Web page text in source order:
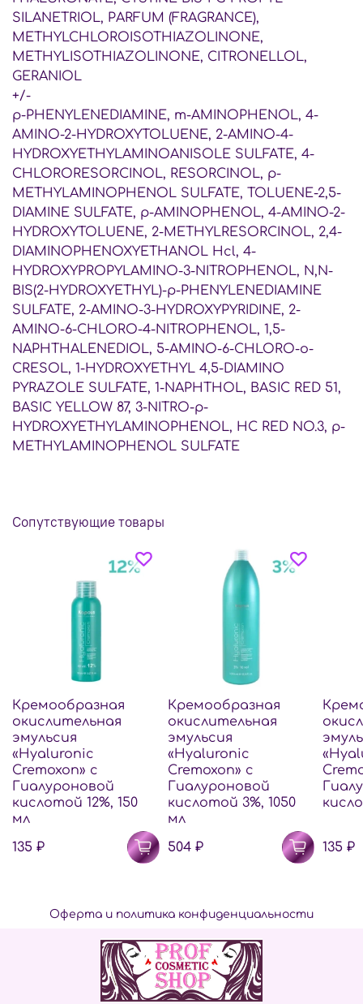
SILANETRIOL, PARFUM (FRAGRANCE),
METHYLCHLOROISOTHIAZOLINONE,
METHYLISOTHIAZOLINONE, CITRONELLOL,
GERANIOL
+/-
p-PHENYLENEDIAMINE, m-AMINOPHENOL, 4-
AMINO-2-HYDROXYTOLUENE, 2-AMINO-4-
HYDROXYETHYLAMINOANISOLE SULFATE, 4-
CHLORORESORCINOL, RESORCINOL, p-
METHYLAMINOPHENOL SULFATE, TOLUENE-2,5-
DIAMINE SULFATE, p-AMINOPHENOL, 4-AMINO-2-
HYDROXYTOLUENE, 2-METHYLRESORCINOL, 2,4-
DIAMINOPHENOXYETHANOL Hcl, 4-
HYDROXYPROPYLAMINO-3-NITROPHENOL, N,N-
BIS(2-HYDROXYETHYL)-p-PHENYLENEDIAMINE
SULFATE, 2-AMINO-3-HYDROXYPYRIDINE, 2-
AMINO-6-CHLORO-4-NITROPHENOL, 1,5-
NAPHTHALENEDIOL, 5-AMINO-6-CHLORO-o-
CRESOL, 1-HYDROXYETHYL 4,5-DIAMINO
PYRAZOLE SULFATE, 1-NAPHTHOL, BASIC RED 51,
BASIC YELLOW 87, 3-NITRO-p-
HYDROXYETHYLAMINOPHENOL, HC RED NO.3, p-
METHYLAMINOPHENOL SULFATE
Сопутствующие товары
Кремообразная
окислительная
эмульсия
«Hyaluronic
Cremoxon» с
Гиалуроновой
кислотой 12%, 150
мл
135 ₽
Кремообразная
окислительная
эмульсия
«Hyaluronic
Cremoxon» с
Гиалуроновой
кислотой 3%, 1050
мл
504 ₽
135 ₽
Оферта и политика конфиденциальности